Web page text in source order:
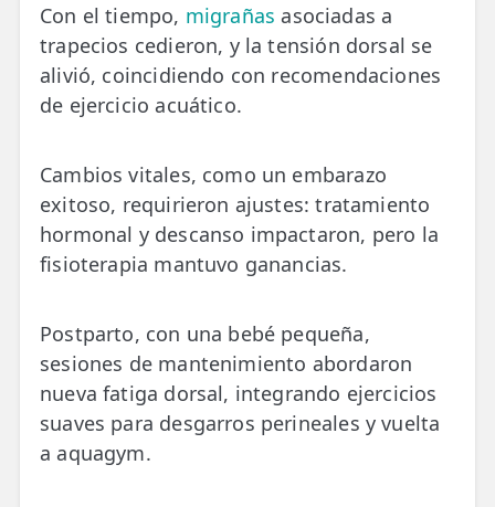
Con el tiempo, migrañas asociadas a
trapecios cedieron, y la tensión dorsal se
alivió, coincidiendo con recomendaciones
de ejercicio acuático.
Cambios vitales, como un embarazo
exitoso, requirieron ajustes: tratamiento
hormonal y descanso impactaron, pero la
fisioterapia mantuvo ganancias.
Postparto, con una bebé pequeña,
sesiones de mantenimiento abordaron
nueva fatiga dorsal, integrando ejercicios
suaves para desgarros perineales y vuelta
a aquagym.